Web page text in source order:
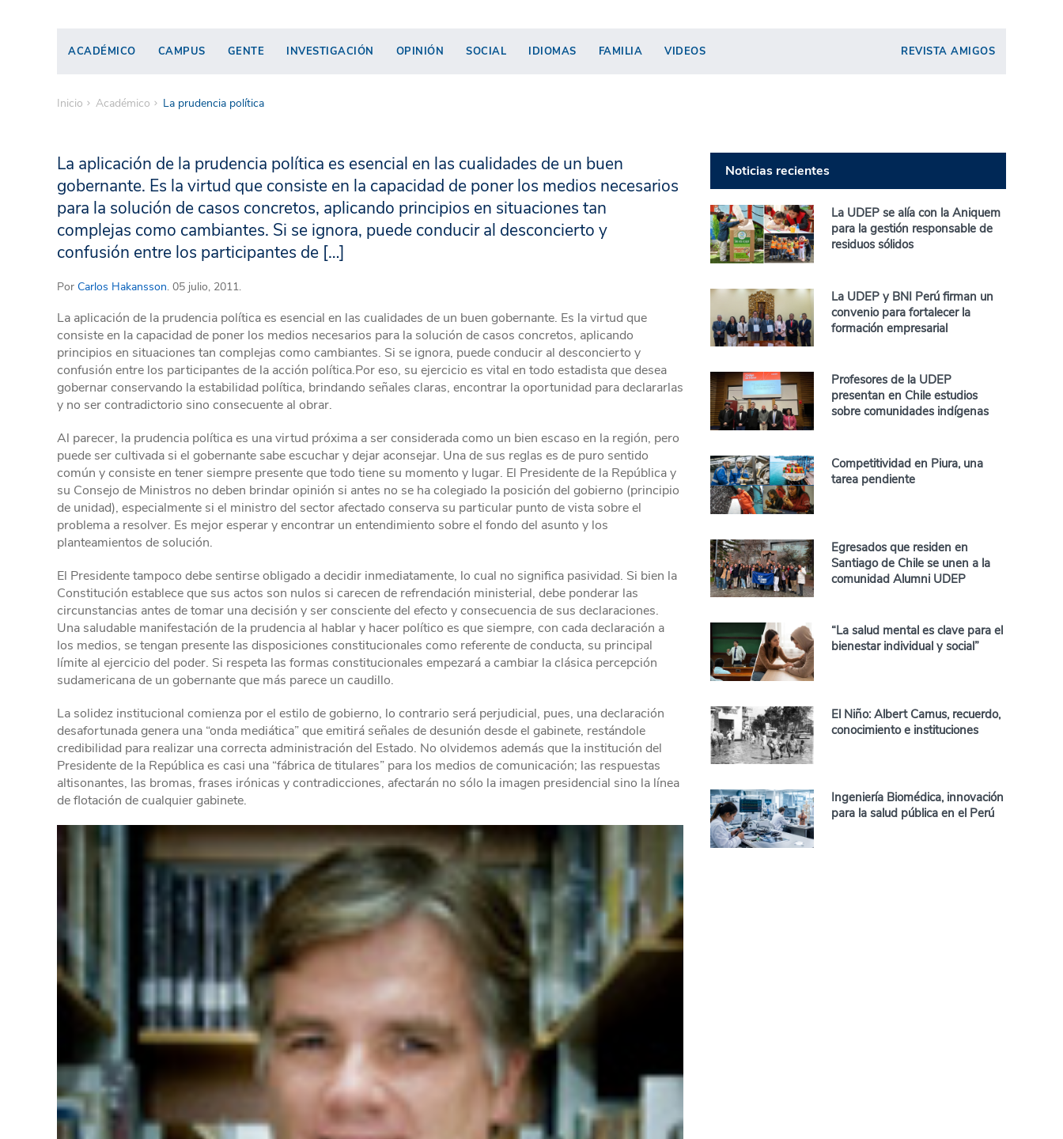
ACADÉMICO CAMPUS GENTE INVESTIGACIÓN OPINIÓN SOCIAL IDIOMAS FAMILIA VIDEOS REVISTA AMIGOS
Inicio Académico La prudencia política
La aplicación de la prudencia política es esencial en las cualidades de un buen
gobernante. Es la virtud que consiste en la capacidad de poner los medios necesarios
para la solución de casos concretos, aplicando principios en situaciones tan
complejas como cambiantes. Si se ignora, puede conducir al desconcierto y
confusión entre los participantes de […]
Por Carlos Hakansson. 05 julio, 2011.
La aplicación de la prudencia política es esencial en las cualidades de un buen gobernante. Es la virtud que
consiste en la capacidad de poner los medios necesarios para la solución de casos concretos, aplicando
principios en situaciones tan complejas como cambiantes. Si se ignora, puede conducir al desconcierto y
confusión entre los participantes de la acción política.Por eso, su ejercicio es vital en todo estadista que desea
gobernar conservando la estabilidad política, brindando señales claras, encontrar la oportunidad para declararlas
y no ser contradictorio sino consecuente al obrar.
Al parecer, la prudencia política es una virtud próxima a ser considerada como un bien escaso en la región, pero
puede ser cultivada si el gobernante sabe escuchar y dejar aconsejar. Una de sus reglas es de puro sentido
común y consiste en tener siempre presente que todo tiene su momento y lugar. El Presidente de la República y
su Consejo de Ministros no deben brindar opinión si antes no se ha colegiado la posición del gobierno (principio
de unidad), especialmente si el ministro del sector afectado conserva su particular punto de vista sobre el
problema a resolver. Es mejor esperar y encontrar un entendimiento sobre el fondo del asunto y los
planteamientos de solución.
El Presidente tampoco debe sentirse obligado a decidir inmediatamente, lo cual no significa pasividad. Si bien la
Constitución establece que sus actos son nulos si carecen de refrendación ministerial, debe ponderar las
circunstancias antes de tomar una decisión y ser consciente del efecto y consecuencia de sus declaraciones.
Una saludable manifestación de la prudencia al hablar y hacer político es que siempre, con cada declaración a
los medios, se tengan presente las disposiciones constitucionales como referente de conducta, su principal
límite al ejercicio del poder. Si respeta las formas constitucionales empezará a cambiar la clásica percepción
sudamericana de un gobernante que más parece un caudillo.
La solidez institucional comienza por el estilo de gobierno, lo contrario será perjudicial, pues, una declaración
desafortunada genera una “onda mediática” que emitirá señales de desunión desde el gabinete, restándole
credibilidad para realizar una correcta administración del Estado. No olvidemos además que la institución del
Presidente de la República es casi una “fábrica de titulares” para los medios de comunicación; las respuestas
altisonantes, las bromas, frases irónicas y contradicciones, afectarán no sólo la imagen presidencial sino la línea
de flotación de cualquier gabinete.
Noticias recientes
La UDEP se alía con la Aniquem
para la gestión responsable de
residuos sólidos
La UDEP y BNI Perú firman un
convenio para fortalecer la
formación empresarial
Profesores de la UDEP
presentan en Chile estudios
sobre comunidades indígenas
Competitividad en Piura, una
tarea pendiente
Egresados que residen en
Santiago de Chile se unen a la
comunidad Alumni UDEP
“La salud mental es clave para el
bienestar individual y social”
El Niño: Albert Camus, recuerdo,
conocimiento e instituciones
Ingeniería Biomédica, innovación
para la salud pública en el Perú